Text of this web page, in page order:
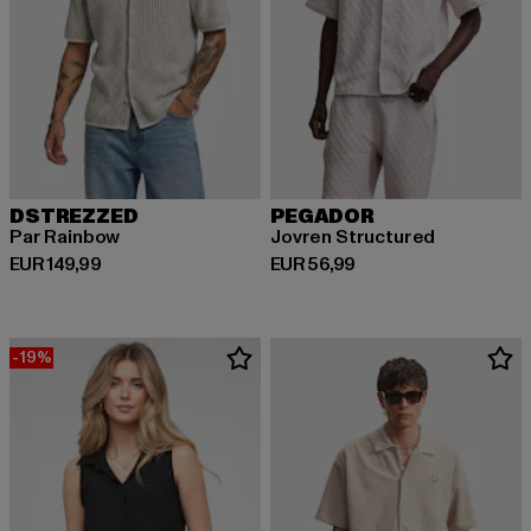
DSTREZZED
Par Rainbow
EUR 149,99
Derzeitiger Preis: EUR 149,99
PEGADOR
Jovren Structured
EUR 56,99
Derzeitiger Preis: EUR 56,99
-19%